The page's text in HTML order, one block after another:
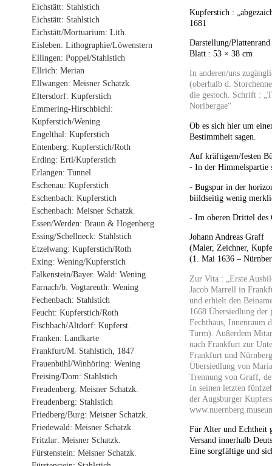
Eichstätt: Stahlstich
Eichstätt: Stahlstich
Eichstätt/Mortuarium: Lith.
Eisleben: Lithographie/Löwenstern
Ellingen: Poppel/Stahlstich
Ellrich: Merian
Ellwangen: Meisner Schatzk.
Eltersdorf: Kupferstich
Emmering-Hirschbichl:
Kupferstich/Wening
Engelthal: Kupferstich
Entenberg: Kupferstich/Roth
Erding: Ertl/Kupferstich
Erlangen: Tunnel
Eschenau: Kupferstich
Eschenbach: Kupferstich
Eschenbach: Meisner Schatzk.
Essen/Werden: Braun & Hogenberg
Essing/Schellneck: Stahlstich
Etzelwang: Kupferstich/Roth
Exing: Wening/Kupferstich
Falkenstein/Bayer. Wald: Wening
Farnach/b. Vogtareuth: Wening
Fechenbach: Stahlstich
Feucht: Kupferstich/Roth
Fischbach/Altdorf: Kupferst.
Franken: Landkarte
Frankfurt/M. Stahlstich, 1847
Frauenbühl/Winhöring: Wening
Freising/Dom: Stahlstich
Freudenberg: Meisner Schatzk.
Freudenberg: Stahlstich
Friedberg/Burg: Meisner Schatzk.
Friedewald: Meisner Schatzk.
Fritzlar: Meisner Schatzk.
Fürstenstein: Meisner Schatzk.
Kupferstich :
1681
Darstellung/
Blatt : 53 × 38 cm
In anderen/uns
(oberhalb d.
die gestoch. Schrift :
Noribergae“
Ob es sich hier um
Bestimmheit sagen.
Auf kräftigem/festen
- In der Himmelspartie
- Bugspur in der
biildseitig wenig
- Im oberen Drittel des
Johann Andreas Graff
(Maler, Zeichner,
(1. Mai 1636 –
Zur Vita : „Erste
Jacob Marrell in
und erhielt den
1668 Übersiedlung
Fechthaus, Innenraum
Turm). Außerdem
nach Frankfurt zur
Frankfurt und
Übersiedlung von
Trennung von Graff,
In seinen letzten
der Augsburger
Für Alter und Echtheit
Versand innerhalb
Eine sorgfältige und